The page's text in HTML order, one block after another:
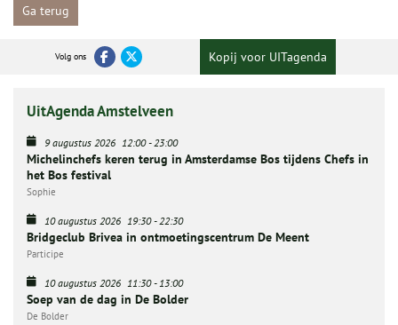
Ga terug
Volg ons Kopij voor UITagenda
UitAgenda Amstelveen
9 augustus 2026 12:00-23:00
Michelinchefs keren terug in Amsterdamse Bos tijdens Chefs in
het Bos festival
Sophie
10 augustus 2026 19:30-22:30
Bridgeclub Brivea in ontmoetingscentrum De Meent
Participe
10 augustus 2026 11:30-13:00
Soep van de dag in De Bolder
De Bolder